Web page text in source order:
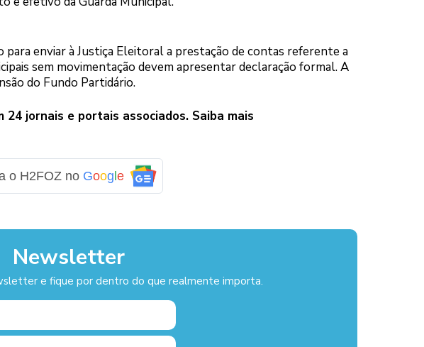
enviar à Justiça Eleitoral a prestação de contas referente a
sem movimentação devem apresentar declaração formal. A
do Fundo Partidário.
jornais e portais associados. Saiba mais
o H2FOZ no Google
Newsletter
e fique por dentro do que realmente importa.